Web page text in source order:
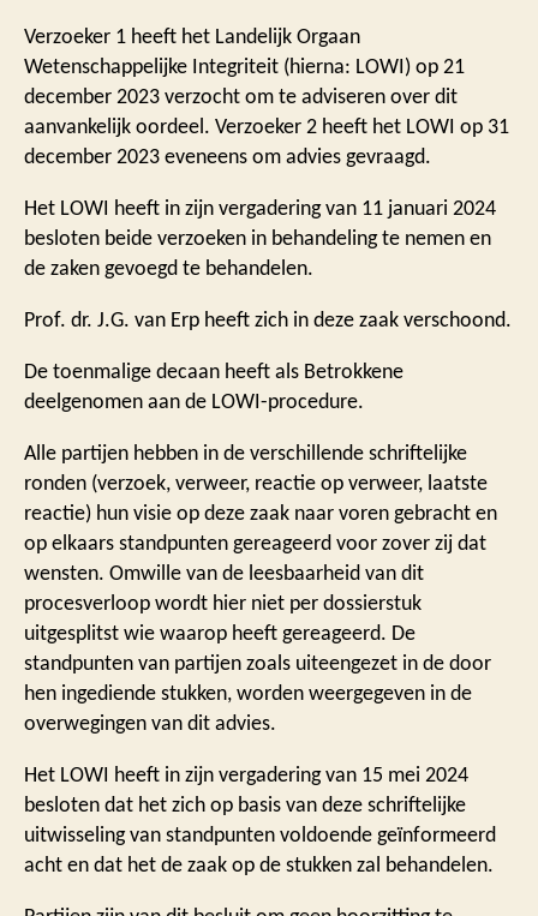
Verzoeker 1 heeft het Landelijk Orgaan
Wetenschappelijke Integriteit (hierna: LOWI) op 21
december 2023 verzocht om te adviseren over dit
aanvankelijk oordeel. Verzoeker 2 heeft het LOWI op 31
december 2023 eveneens om advies gevraagd.
Het LOWI heeft in zijn vergadering van 11 januari 2024
besloten beide verzoeken in behandeling te nemen en
de zaken gevoegd te behandelen.
Prof. dr. J.G. van Erp heeft zich in deze zaak verschoond.
De toenmalige decaan heeft als Betrokkene
deelgenomen aan de LOWI-procedure.
Alle partijen hebben in de verschillende schriftelijke
ronden (verzoek, verweer, reactie op verweer, laatste
reactie) hun visie op deze zaak naar voren gebracht en
op elkaars standpunten gereageerd voor zover zij dat
wensten. Omwille van de leesbaarheid van dit
procesverloop wordt hier niet per dossierstuk
uitgesplitst wie waarop heeft gereageerd. De
standpunten van partijen zoals uiteengezet in de door
hen ingediende stukken, worden weergegeven in de
overwegingen van dit advies.
Het LOWI heeft in zijn vergadering van 15 mei 2024
besloten dat het zich op basis van deze schriftelijke
uitwisseling van standpunten voldoende geïnformeerd
acht en dat het de zaak op de stukken zal behandelen.